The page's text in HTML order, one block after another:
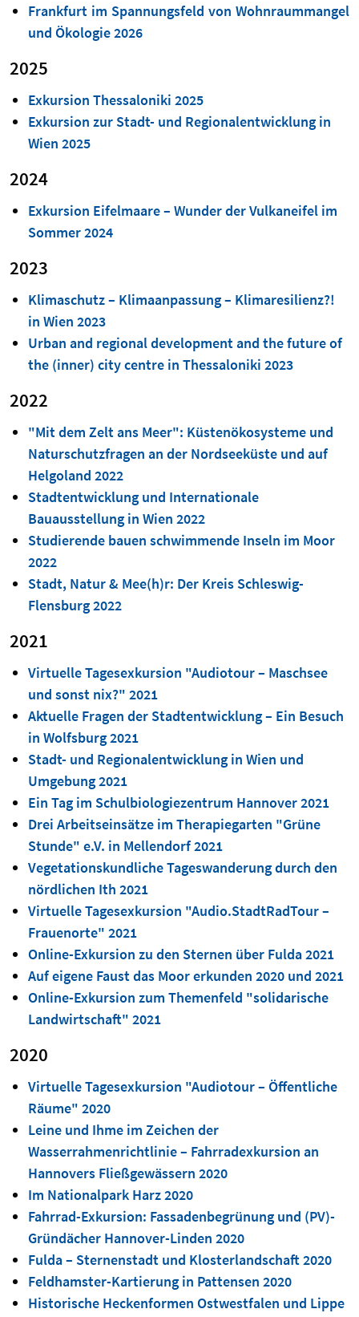
Frankfurt im Spannungsfeld von Wohnraummangel
und Ökologie 2026
2025
Exkursion Thessaloniki 2025
Exkursion zur Stadt- und Regionalentwicklung in
Wien 2025
2024
Exkursion Eifelmaare – Wunder der Vulkaneifel im
Sommer 2024
2023
Klimaschutz – Klimaanpassung – Klimaresilienz?!
in Wien 2023
Urban and regional development and the future of
the (inner) city centre in Thessaloniki 2023
2022
"Mit dem Zelt ans Meer": Küstenökosysteme und
Naturschutzfragen an der Nordseeküste und auf
Helgoland 2022
Stadtentwicklung und Internationale
Bauausstellung in Wien 2022
Studierende bauen schwimmende Inseln im Moor
2022
Stadt, Natur & Mee(h)r: Der Kreis Schleswig-
Flensburg 2022
2021
Virtuelle Tagesexkursion "Audiotour – Maschsee
und sonst nix?" 2021
Aktuelle Fragen der Stadtentwicklung – Ein Besuch
in Wolfsburg 2021
Stadt- und Regionalentwicklung in Wien und
Umgebung 2021
Ein Tag im Schulbiologiezentrum Hannover 2021
Drei Arbeitseinsätze im Therapiegarten "Grüne
Stunde" e.V. in Mellendorf 2021
Vegetationskundliche Tageswanderung durch den
nördlichen Ith 2021
Virtuelle Tagesexkursion "Audio.StadtRadTour –
Frauenorte" 2021
Online-Exkursion zu den Sternen über Fulda 2021
Auf eigene Faust das Moor erkunden 2020 und 2021
Online-Exkursion zum Themenfeld "solidarische
Landwirtschaft" 2021
2020
Virtuelle Tagesexkursion "Audiotour – Öffentliche
Räume" 2020
Leine und Ihme im Zeichen der
Wasserrahmenrichtlinie – Fahrradexkursion an
Hannovers Fließgewässern 2020
Im Nationalpark Harz 2020
Fahrrad-Exkursion: Fassadenbegrünung und (PV)-
Gründächer Hannover-Linden 2020
Fulda – Sternenstadt und Klosterlandschaft 2020
Feldhamster-Kartierung in Pattensen 2020
Historische Heckenformen Ostwestfalen und Lippe